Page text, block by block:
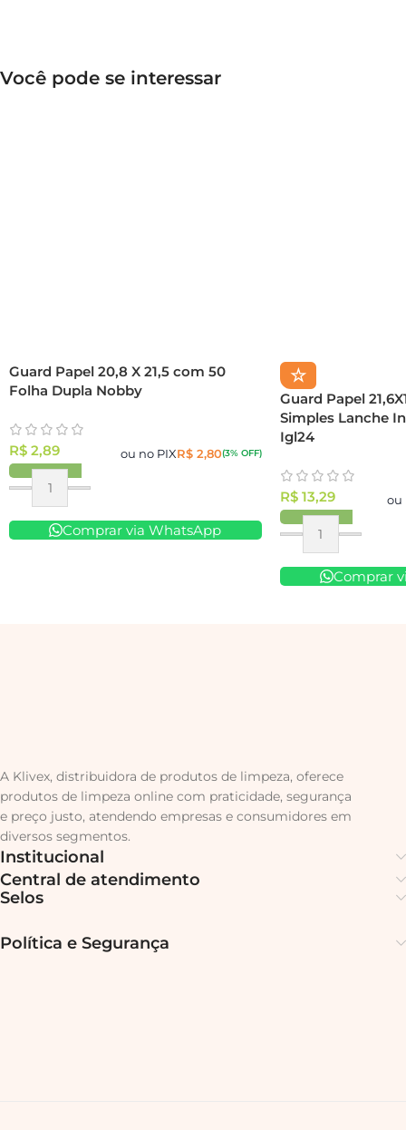
Você pode se interessar
Guard Papel 20,8 X 21,5 com 50
Folha Dupla Nobby
R$ 2,89 ou no PIXR$2,80(3% OFF)
Comprar via WhatsApp
☆
Guard Papel
Simples Lanche
Igl24
R$13,29 ou
Comprar
A Klivex, distribuidora de produtos de limpeza, oferece
produtos de limpeza online com praticidade, segurança
e preço justo, atendendo empresas e consumidores em
diversos segmentos.
Institucional
Central de atendimento
Selos
Política e Segurança